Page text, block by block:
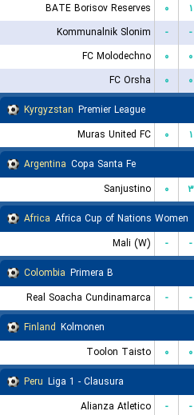
BATE Borisov Reserves
۰ ۱
Kommunalnik Slonim
- -
FC Molodechno
۰ ۰
FC Orsha
۰ ۰
Kyrgyzstan Premier League
Muras United FC
۰ ۱
Argentina Copa Santa Fe
Sanjustino
۰ ۳
Africa Africa Cup of Nations Women
Mali (W)
- -
Colombia Primera B
Real Soacha Cundinamarca
- -
Finland Kolmonen
Toolon Taisto
۰ ۰
Peru Liga 1 - Clausura
Alianza Atletico
- -